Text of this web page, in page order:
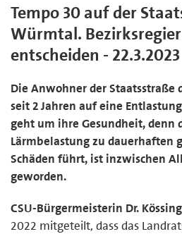
Tempo 30 auf der
Würmtal.
entscheiden - 22.3.2023
Die Anwohner der
seit 2 Jahren auf eine
geht um ihre Gesundheit, denn
Lärmbelastung zu dauerhaften
Schäden führt, ist inzwischen
geworden.
CSU-Bürgermeisterin Dr.
2022 mitgeteilt, dass das